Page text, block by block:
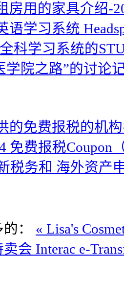
房用的家具介绍-
语学习系统
全科学习系统的
学院之路”的讨论
的免费报税的机
免费报税Coupon
税务和 海外资产
：
« Lisa's
卖会 Interac e-